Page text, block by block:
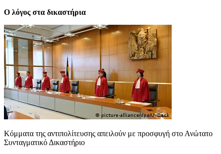
Ο λόγος στα δικαστήρια
Κόμματα της αντιπολίτευσης απειλούν με προσφυγή στο Ανώτατο
Συνταγματικό Δικαστήριο